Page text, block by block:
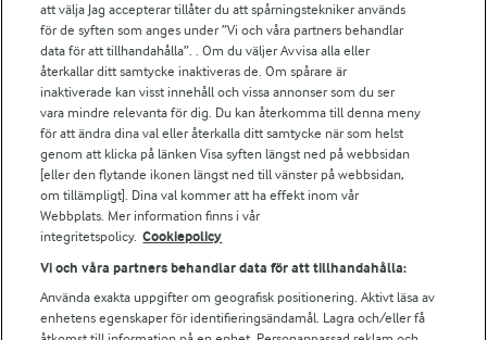
Arlas kundportal
Arla.com
Falbygdens Ost
Arla webbshop
Bildbank
Följ oss
att välja Jag accepterar tillåter du att spårningstekniker används
för de syften som anges under ”Vi och våra partners behandlar
data för att tillhandahålla”. . Om du väljer Avvisa alla eller
återkallar ditt samtycke inaktiveras de. Om spårare är
inaktiverade kan visst innehåll och vissa annonser som du ser
vara mindre relevanta för dig. Du kan återkomma till denna meny
för att ändra dina val eller återkalla ditt samtycke när som helst
genom att klicka på länken Visa syften längst ned på webbsidan
[eller den flytande ikonen längst ned till vänster på webbsidan,
om tillämpligt]. Dina val kommer att ha effekt inom vår
Webbplats. Mer information finns i vår
integritetspolicy. Cookiepolicy
Vi och våra partners behandlar data för att tillhandahålla:
Använda exakta uppgifter om geografisk positionering. Aktivt läsa av
enhetens egenskaper för identifieringsändamål. Lagra och/eller få